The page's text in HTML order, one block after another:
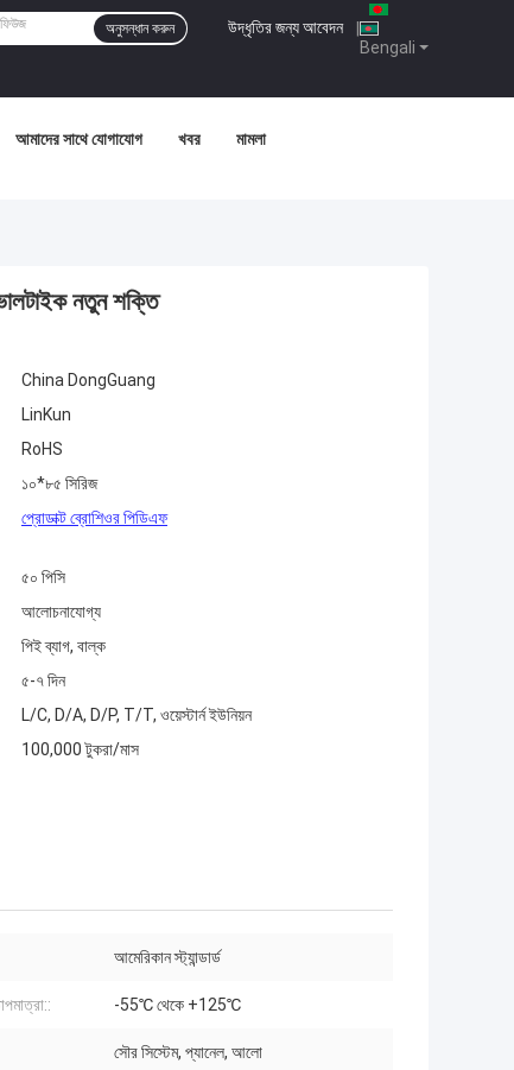
Bengali
উদ্ধৃতির জন্য আবেদন |
অনুসন্ধান করুন
আমাদের সাথে যোগাযোগ খবর মামলা
নতুন শক্তি
China DongGuang
LinKun
RoHS
১০*৮৫ সিরিজ
প্রোডাক্ট ব্রোশিওর পিডিএফ
৫০ পিসি
আলোচনাযোগ্য
পিই ব্যাগ, বাল্ক
৫-৭ দিন
L/C, D/A, D/P, T/T, ওয়েস্টার্ন ইউনিয়ন
100,000 টুকরা/মাস
আমেরিকান স্ট্যান্ডার্ড
-55℃ থেকে +125℃
সৌর সিস্টেম, প্যানেল, আলো